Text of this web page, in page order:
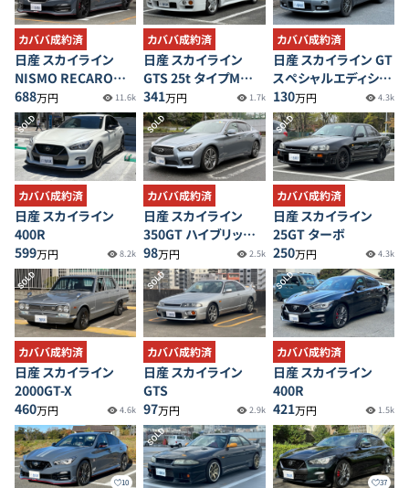
カババ成約済
日産 スカイライン
NISMO RECAROシ
ート＋カーボン製フィ
ニッシャー装着車
688万円 11.6k
カババ成約済
日産 スカイライン
GTS 25t タイプM
40th anniversary
341万円 1.7k
カババ成約済
日産 スカイライン GT
スペシャルエディショ
ン
130万円 4.3k
SOLD
カババ成約済
日産 スカイライン
400R
599万円 8.2k
SOLD
カババ成約済
日産 スカイライン
350GT ハイブリッド
タイプSP
98万円 2.5k
SOLD
カババ成約済
日産 スカイライン
25GT ターボ
250万円 4.3k
SOLD
カババ成約済
日産 スカイライン
2000GT-X
460万円 4.6k
SOLD
カババ成約済
日産 スカイライン
GTS
97万円 2.9k
SOLD
カババ成約済
日産 スカイライン
400R
421万円 1.5k
10
SOLD
37